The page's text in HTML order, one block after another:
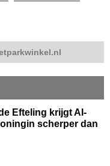
Efteling krijgt AI-
scherper dan